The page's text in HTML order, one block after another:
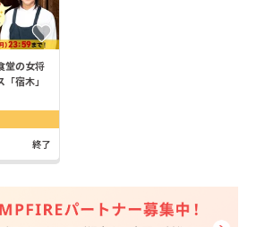
堂の女将
宿木」
終了